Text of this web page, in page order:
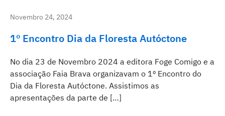
Novembro 24, 2024
1º Encontro Dia da Floresta Autóctone
No dia 23 de Novembro 2024 a editora Foge Comigo e a
associação Faia Brava organizavam o 1º Encontro do
Dia da Floresta Autóctone. Assistimos as
apresentações da parte de […]